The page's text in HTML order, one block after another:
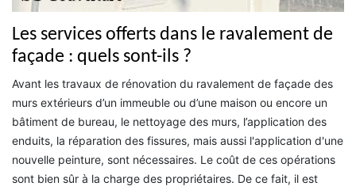
Les services offerts dans le ravalement de
façade : quels sont-ils ?
Avant les travaux de rénovation du ravalement de façade des
murs extérieurs d’un immeuble ou d’une maison ou encore un
bâtiment de bureau, le nettoyage des murs, l’application des
enduits, la réparation des fissures, mais aussi l'application d'une
nouvelle peinture, sont nécessaires. Le coût de ces opérations
sont bien sûr à la charge des propriétaires. De ce fait, il est